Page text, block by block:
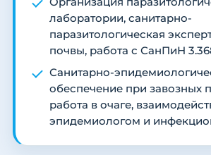
лаборатории, санитарно-
паразитологическая
почвы, работа с СанПиН
Санитарно-
обеспечение при завозных
работа в очаге,
эпидемиологом и